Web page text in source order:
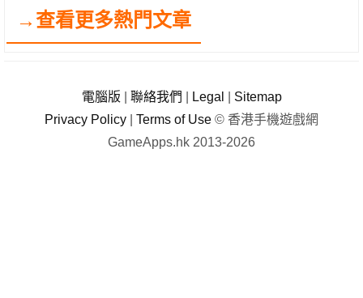
→查看更多熱門文章
電腦版 聯絡我們 Legal
Sitemap
Privacy Policy
Terms of Use © 香港手機遊戲網
GameApps.hk 2013-2026